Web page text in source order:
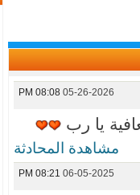
05-26-2026
08:08 PM
يا رب
مشاهدة المحادثة
06-05-2025
08:21 PM